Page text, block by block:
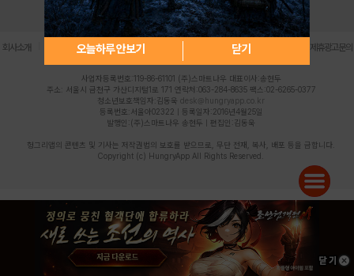
오늘하루 안보기 닫기
로그인 PC버전 전체앱
회사소개 | 개인정보 처리방침 불법촬영물 신고센터 제휴광고문의
사업자등록번호:119-86-61101 (주)스마트나우 대표이사:송현두
주소: 서울시 금천구 가산디지털1로 171 연락처:063-284-8635 팩스:02-6265-0377
청소년보호책임자:김동욱 desk@hungryapp.co.kr
등록번호:서울아02322 | 등록일자:2016년4월25일
발행인:(주)스마트나우 송현두 | 편집인:김동욱
헝그리앱의 콘텐츠 및 기사는 저작권법의 보호를 받으므로, 무단 전재, 복사, 배포 등을 금합니다.
Copyright (c) HungryApp All Rights Reserved.